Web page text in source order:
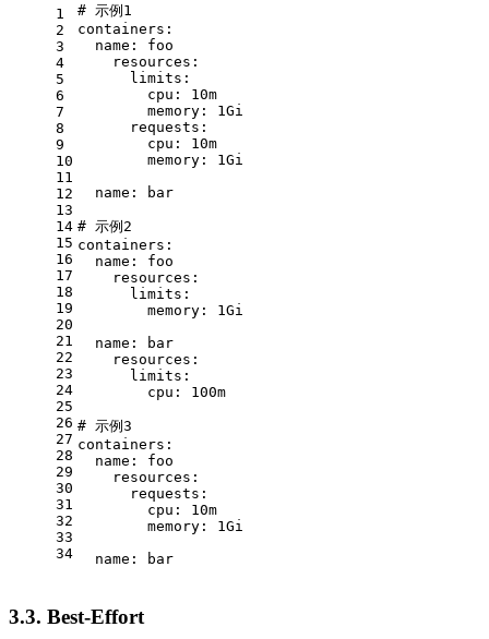
1
2
3
4
5
6
7
8
9
10
11
12
13
14
15
16
17
18
19
20
21
22
23
24
25
26
27
28
29
30
31
32
33
34
# 示例1
containers:
name:
foo
resources:
limits:
cpu:
10m
memory:
1Gi
requests:
cpu:
10m
memory:
1Gi
name:
bar
# 示例2
containers:
name:
foo
resources:
limits:
memory:
1Gi
name:
bar
resources:
limits:
cpu:
100m
# 示例3
containers:
name:
foo
resources:
requests:
cpu:
10m
memory:
1Gi
name:
bar
3.3. Best-Effort